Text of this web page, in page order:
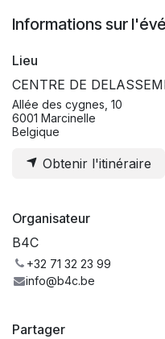
Informations sur
Lieu
CENTRE DE
Allée des cygnes, 10
6001 Marcinelle
Belgique
Obtenir l'itinéraire
Organisateur
B4C
+32 71 32 23 99
info@b4c.be
Partager